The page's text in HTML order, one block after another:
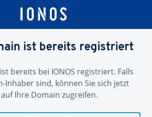
ist bereits registriert
bereits bei IONOS registriert. Falls
Inhaber sind, können Sie sich jetzt
Ihre Domain zugreifen.